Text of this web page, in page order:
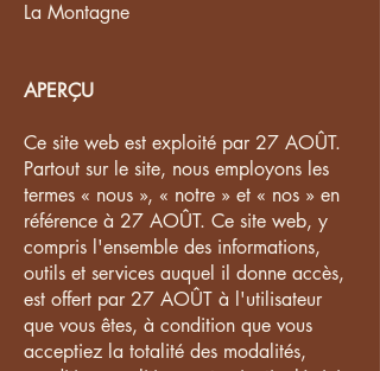
La Montagne
APERÇU
Ce site web est exploité par 27 AOÛT.
Partout sur le site, nous employons les
termes « nous », « notre » et « nos » en
référence à 27 AOÛT. Ce site web, y
compris l'ensemble des informations,
outils et services auquel il donne accès,
est offert par 27 AOÛT à l'utilisateur
que vous êtes, à condition que vous
acceptiez la totalité des modalités,